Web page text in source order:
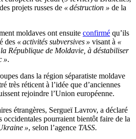
projets russes de « déstruction » de la
moldaves ont ensuite confirmé qu’ils
des « activités subversives » visant à «
République de Moldavie, à déstabiliser
».
dans la région séparatiste moldave
très réticent à l’idée que d’anciennes
rejoindre l’Union européenne.
étrangères, Sergueï Lavrov, a déclaré
occidentales pourraient bientôt faire de la
», selon l’agence TASS.